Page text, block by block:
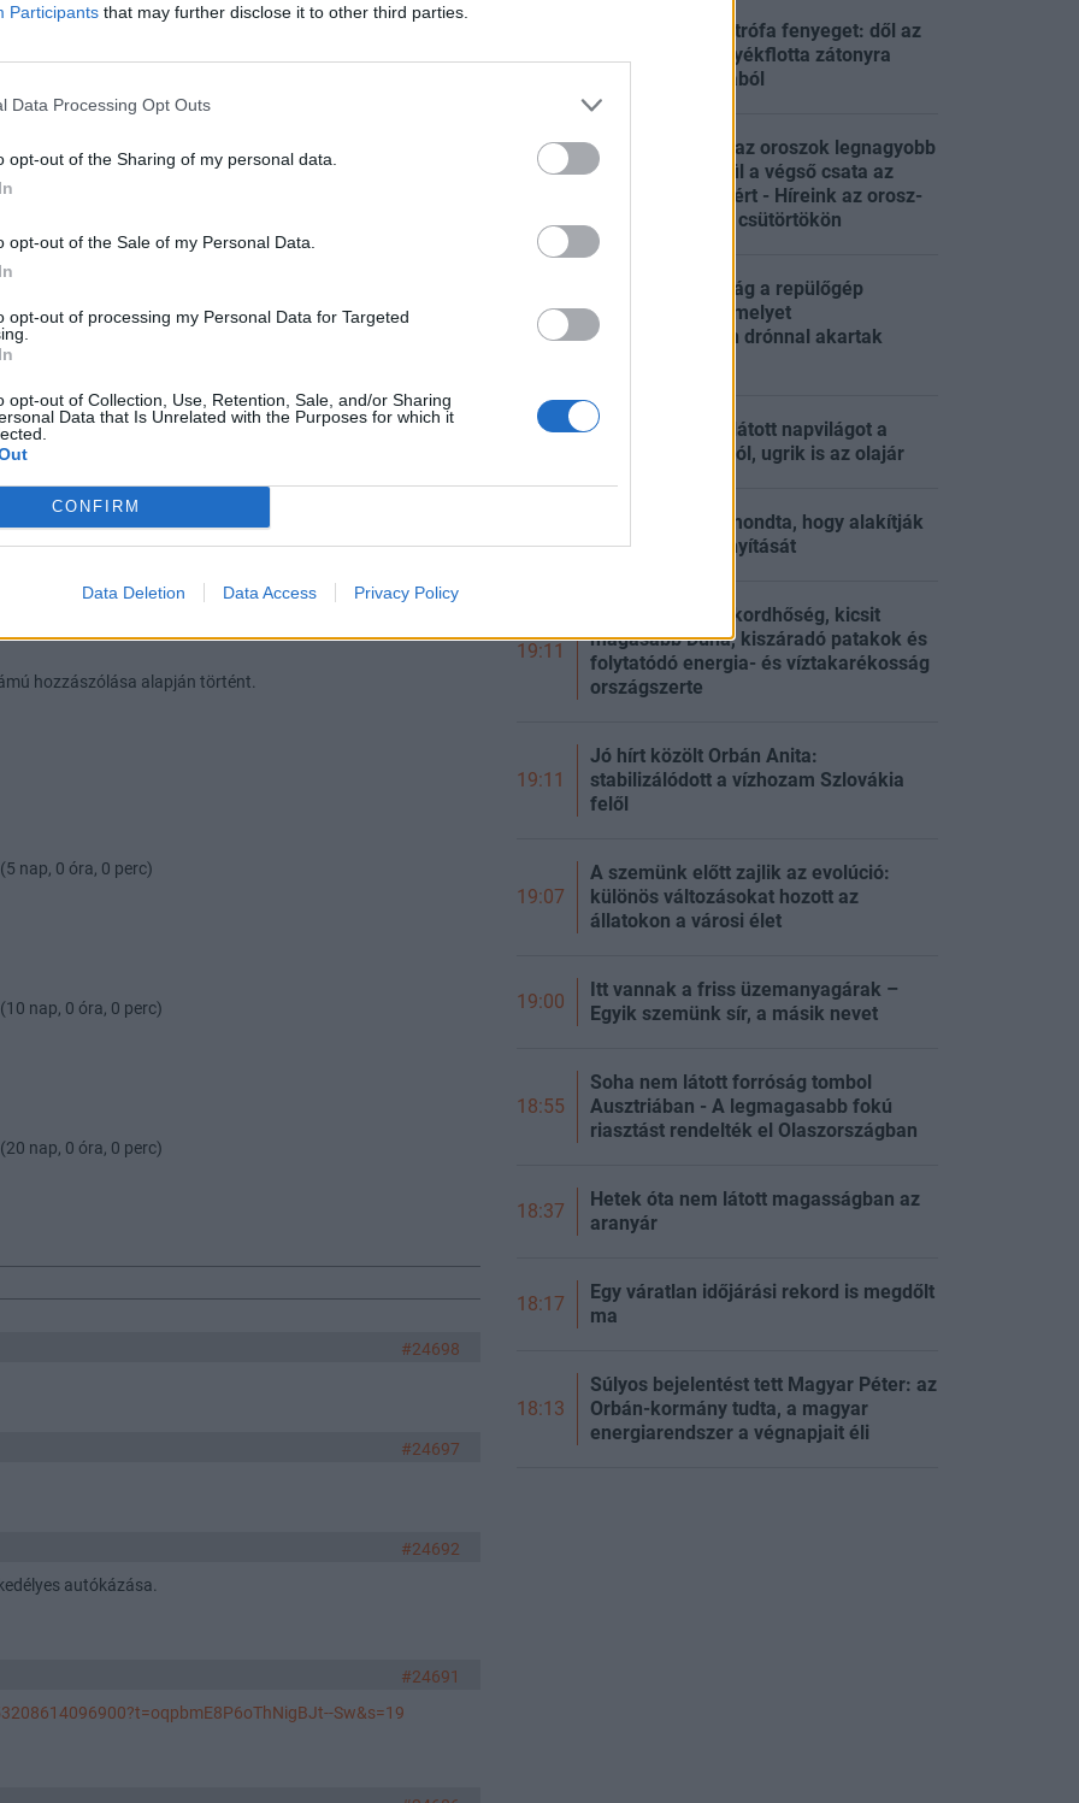
Participants that may further disclose it to other third parties.
Data Processing Opt Outs
opt-out of the Sharing of my personal data.
opt-out of the Sale of my Personal Data.
opt-out of processing my Personal Data for Targeted
opt-out of Collection, Use, Retention, Sale, and/or Sharing
Data that Is Unrelated with the Purposes for which it
CONFIRM
Data Deletion Data Access Privacy Policy
alapján történt.
nap, 0 óra, 0 perc)
nap, 0 óra, 0 perc)
hozzászólása alapján történt.
nap, 0 óra, 0 perc)
nap, 0 óra, 0 perc)
nap, 0 óra, 0 perc)
#24698
#24697
#24692
autókázása.
#24691
Sw&s=19
Ökológiai katasztrófa fenyeget: dől az
olaj az orosz árnyékflotta zátonyra
futott óriáshajójából
Két napja lángol az oroszok legnagyobb
finomítója, készül a végső csata az
ukrán erődvárosért - Híreink az orosz-
ukrán háborúból csütörtökön
19:51
Kiderült az igazság a repülőgép
rakományáról, amelyet
Németországban drónnal akartak
Új iráni tervezet látott napvilágot a
Hormuzi-szorosról, ugrik is az olajár
Lannert Judit elmondta, hogy alakítják
át az iskolák irányítását
19:11
Energiakrízis: rekordhőség, kicsit
magasabb Duna, kiszáradó patakok és
folytatódó energia- és víztakarékosság
országszerte
19:11
Jó hírt közölt Orbán Anita:
stabilizálódott a vízhozam Szlovákia
felől
19:07
A szemünk előtt zajlik az evolúció:
különös változásokat hozott az
állatokon a városi élet
19:00
Itt vannak a friss üzemanyagárak –
Egyik szemünk sír, a másik nevet
18:55
Soha nem látott forróság tombol
Ausztriában - A legmagasabb fokú
riasztást rendelték el Olaszországban
18:37
Hetek óta nem látott magasságban az
aranyár
18:17
Egy váratlan időjárási rekord is megdőlt
ma
18:13
Súlyos bejelentést tett Magyar Péter: az
Orbán-kormány tudta, a magyar
energiarendszer a végnapjait éli